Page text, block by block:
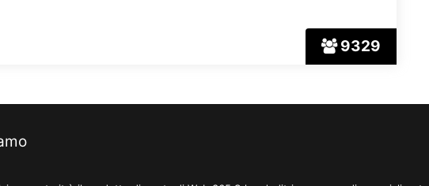
9329